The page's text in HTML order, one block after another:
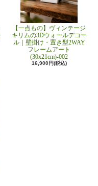
【一点もの】ヴィンテージ
キリムの3Dウォールデコー
ル｜壁掛け・置き型2WAY
フレームアート
(30x21cm)-002
16,900円(税込)